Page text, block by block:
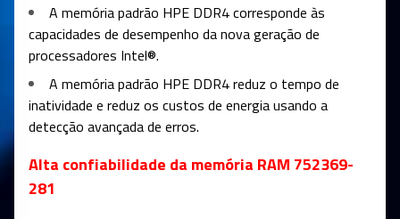
A memória padrão HPE DDR4 corresponde às
capacidades de desempenho da nova geração de
processadores Intel®.
A memória padrão HPE DDR4 reduz o tempo de
inatividade e reduz os custos de energia usando a
detecção avançada de erros.
Alta confiabilidade da memória RAM 752369-
281